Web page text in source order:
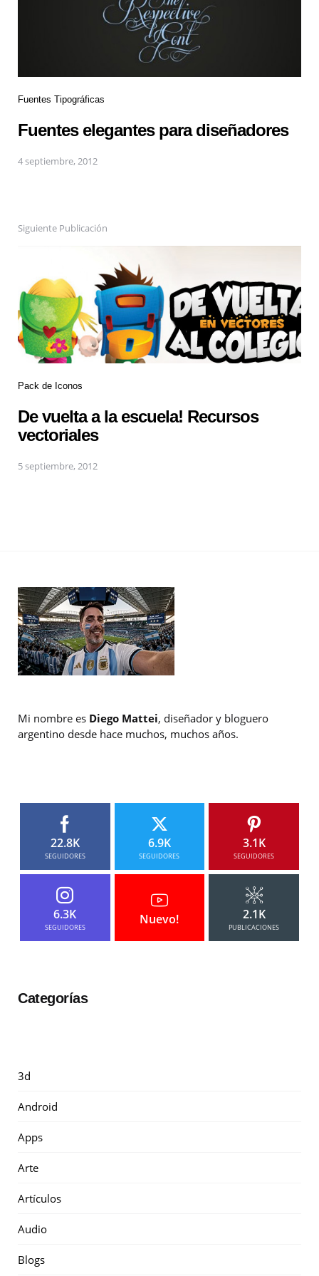
Fuentes Tipográficas
Fuentes elegantes para diseñadores
4 septiembre, 2012
Siguiente Publicación
Pack de Iconos
De vuelta a la escuela! Recursos
vectoriales
5 septiembre, 2012
Mi nombre es Diego Mattei, diseñador y bloguero
argentino desde hace muchos, muchos años.
22.8K
SEGUIDORES
6.9K
SEGUIDORES
3.1K
SEGUIDORES
6.3K
SEGUIDORES
Nuevo! 2.1K
PUBLICACIONES
Categorías
3d
Android
Apps
Arte
Artículos
Audio
Blogs